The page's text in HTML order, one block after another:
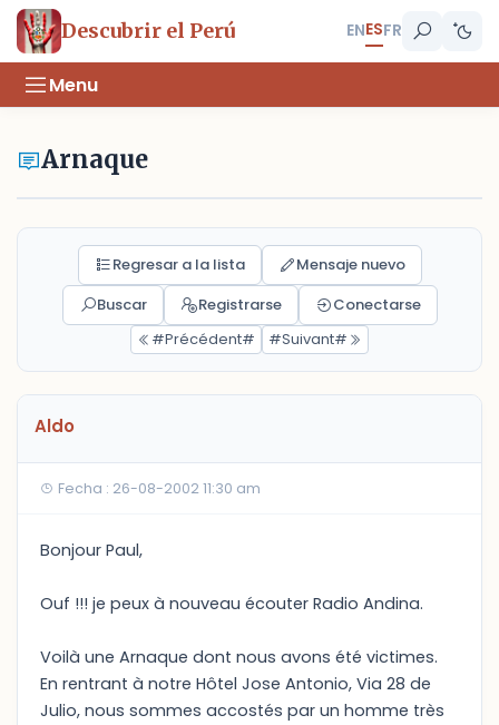
Descubrir el Perú ENESFR
Menu
Arnaque
Regresar a la lista
Mensaje nuevo
Buscar
Registrarse
Conectarse
#Précédent#
#Suivant#
Aldo
Fecha : 26-08-2002 11:30 am
Bonjour Paul,
Ouf !!! je peux à nouveau écouter Radio Andina.
Voilà une Arnaque dont nous avons été victimes.
En rentrant à notre Hôtel Jose Antonio, Via 28 de
Julio, nous sommes accostés par un homme très